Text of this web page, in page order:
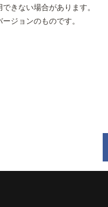
きない場合があります。
ジョンのものです。